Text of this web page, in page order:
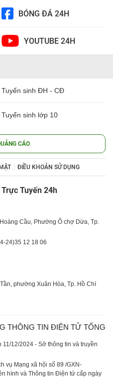
BÓNG ĐÁ 24H
YOUTUBE 24H
Tuyển sinh ĐH - CĐ
Tuyển sinh lớp 10
CÁO
ĐIỀU KHOẢN SỬ DỤNG
Trực Tuyến 24h
Cầu, Phường Ô chợ Dừa, Tp.
24)35 12 18 06
phường Xuân Hòa, Tp. Hồ Chí
THÔNG TIN ĐIỆN TỬ TỔNG
11/12/2024 - Sở thông tin và truyền
vụ Mạng xã hội số 89 /GXN-
hình và Thông tin Điện tử cấp ngày